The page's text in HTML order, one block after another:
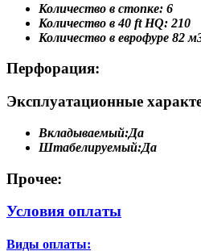
Количество в стопке: 6
Количество в 40 ft HQ: 210
Количество в еврофуре 82
Перфорация:
Эксплуатационные
Вкладываемый:Да
Штабелируемый:Да
Прочее:
Условия оплаты
Виды оплаты: